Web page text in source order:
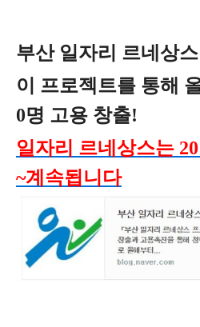
부산 일자리 르네상
이 프로젝트를 통해
0명 고용 창출!
일자리 르네상스는
~계속됩니다